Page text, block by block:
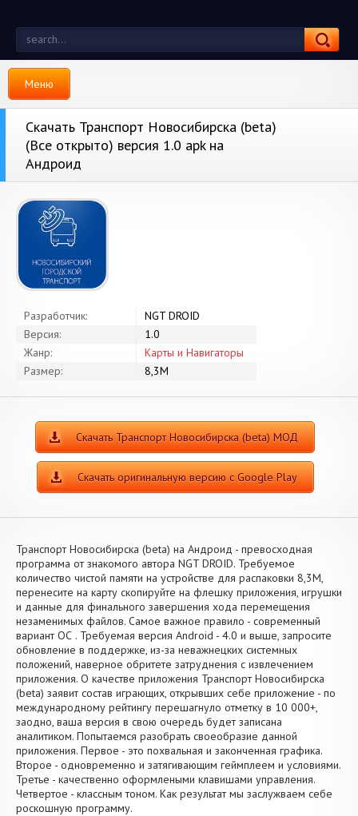
Меню
Скачать Транспорт Новосибирска (beta)
(Все открыто) версия 1.0 apk на
Андроид
Разработчик:
NGT DROID
Версия:
1.0
Жанр:
Карты и Навигаторы
Размер:
8,3M
Скачать Транспорт Новосибирска (beta) МОД
Скачать оригинальную версию с Google Play
Транспорт Новосибирска (beta) на Андроид - превосходная
программа от знакомого автора NGT DROID. Требуемое
количество чистой памяти на устройстве для распаковки 8,3M,
перенесите на карту скопируйте на флешку приложения, игрушки
и данные для финального завершения хода перемещения
незаменимых файлов. Самое важное правило - современный
вариант ОС . Требуемая версия Android - 4.0 и выше, запросите
обновление в поддержке, из-за неважнецких системных
положений, наверное обритете затруднения с извлечением
приложения. О качестве приложения Транспорт Новосибирска
(beta) заявит состав играющих, открывших себе приложение - по
международному рейтингу перешагнуло отметку в 10 000+,
заодно, ваша версия в свою очередь будет записана
аналитиком. Попытаемся разобрать своеобразие данной
приложения. Первое - это похвальная и законченная графика.
Второе - одновременно и затягивающим геймплеем и условиями.
Третье - качественно оформлеными клавишами управления.
Четвертое - классным тоном. Как результат мы заслужваем себе
роскошную программу.